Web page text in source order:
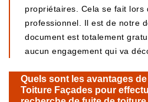
propriétaires. Cela se fait lors
professionnel. Il est de notre
document est totalement
aucun engagement qui va
Quels sont les avantages
Toiture Façades pour